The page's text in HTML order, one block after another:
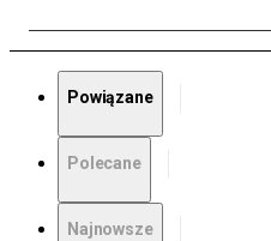
Powiązane
Polecane
Najnowsze